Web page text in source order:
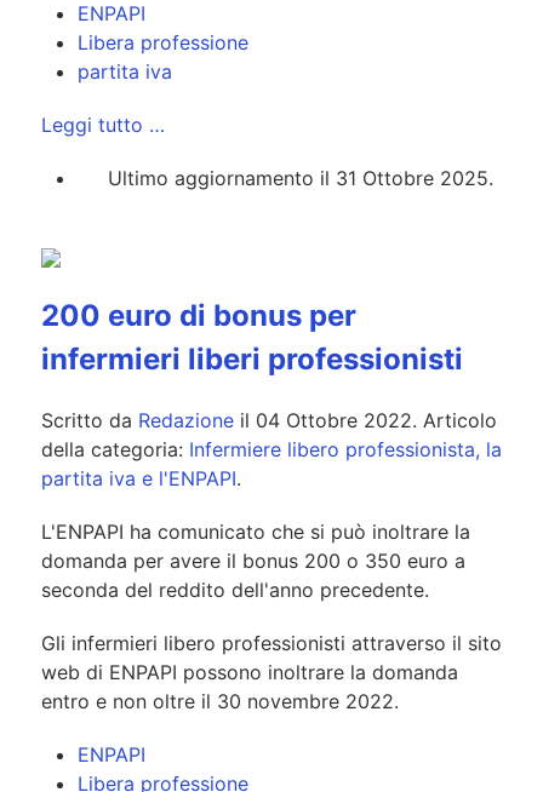
ENPAPI
Libera professione
partita iva
Leggi tutto …
Ultimo aggiornamento il 31 Ottobre 2025.
200 euro di bonus per
infermieri liberi professionisti
Scritto da Redazione il 04 Ottobre 2022. Articolo
della categoria: Infermiere libero professionista, la
partita iva e l'ENPAPI.
L'ENPAPI ha comunicato che si può inoltrare la
domanda per avere il bonus 200 o 350 euro a
seconda del reddito dell'anno precedente.
Gli infermieri libero professionisti attraverso il sito
web di ENPAPI possono inoltrare la domanda
entro e non oltre il 30 novembre 2022.
ENPAPI
Libera professione